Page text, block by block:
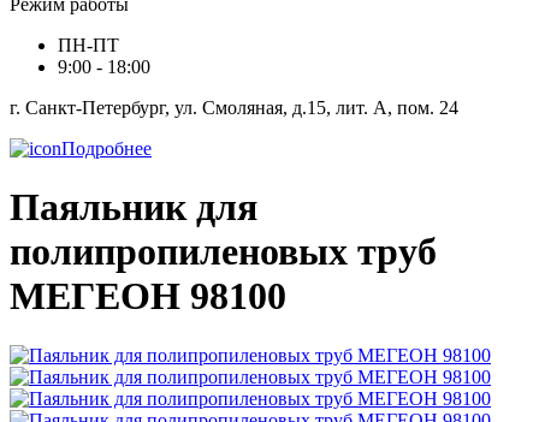
Режим работы
ПН-ПТ
9:00 - 18:00
г. Санкт-Петербург, ул. Смоляная, д.15, лит. А, пом. 24
Подробнее
Паяльник для
полипропиленовых труб
МЕГЕОН 98100